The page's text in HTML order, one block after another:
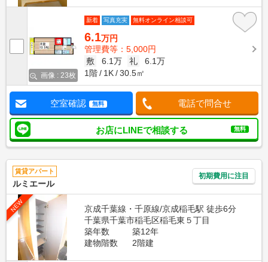
画像 : 23枚
新着 写真充実 無料オンライン相談可
6.1万円
管理費等：5,000円
敷
6.1万 礼
6.1万
1階
1K 30.5㎡
空室確認 無料 電話で問合せ
お店にLINEで相談する 無料
賃貸アパート
ルミエール
初期費用に注目
NEW
京成千葉線・千原線/京成稲毛駅 徒歩6分
千葉県千葉市稲毛区稲毛東５丁目
築年数
築12年
建物階数
2階建